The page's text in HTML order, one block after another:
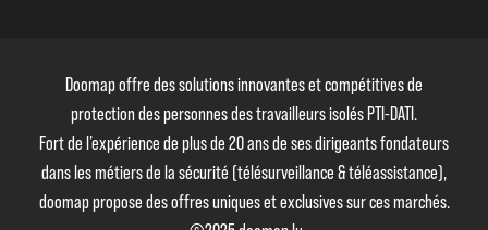
Doomap offre des solutions innovantes et compétitives de
protection des personnes des travailleurs isolés PTI-DATI.
Fort de l’expérience de plus de 20 ans de ses dirigeants fondateurs
dans les métiers de la sécurité (télésurveillance & téléassistance),
doomap propose des offres uniques et exclusives sur ces marchés.